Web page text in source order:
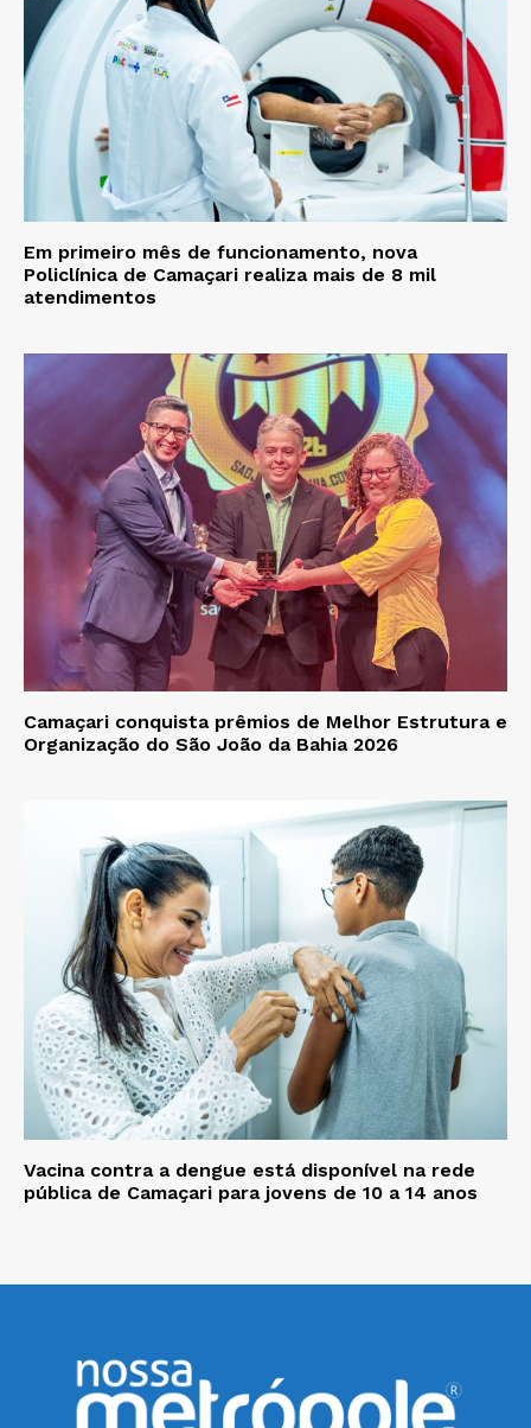
Em primeiro mês de funcionamento, nova
Policlínica de Camaçari realiza mais de 8 mil
atendimentos
Camaçari conquista prêmios de Melhor Estrutura e
Organização do São João da Bahia 2026
Vacina contra a dengue está disponível na rede
pública de Camaçari para jovens de 10 a 14 anos